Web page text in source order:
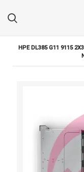
HPE DL385 G11 9115